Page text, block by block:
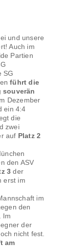
und unsere
Auch im
Partien
SG
führt die
souverän
Dezember
ein 4:4
die
zwei
auf Platz 2
den ASV
3 der
erst im
im
den
Im
der
nicht fest.
am